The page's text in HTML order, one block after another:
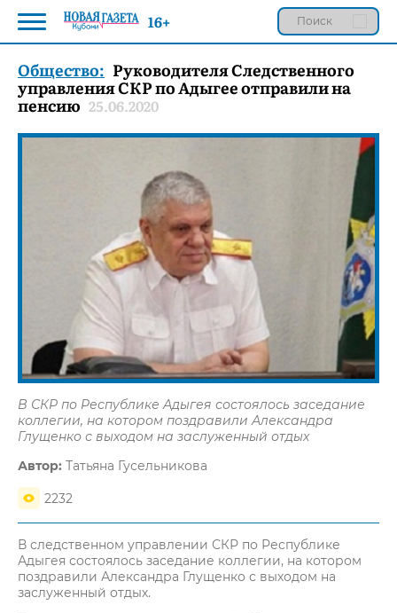
Общество: Руководителя Следственного
управления СКР по Адыгее отправили на
пенсию 25.06.2020
В СКР по Республике Адыгея состоялось заседание
коллегии, на котором поздравили Александра
Глущенко с выходом на заслуженный отдых
Автор: Татьяна Гусельникова
2232
В следственном управлении СКР по Республике
Адыгея состоялось заседание коллегии, на котором
поздравили Александра Глущенко с выходом на
заслуженный отдых.
16+